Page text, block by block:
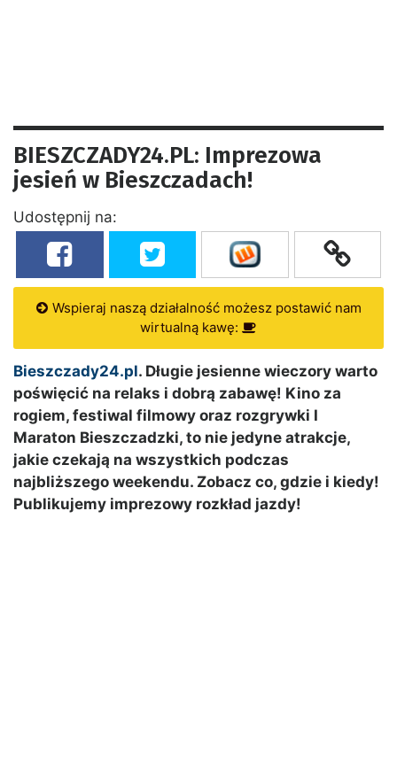
BIESZCZADY24.PL: Imprezowa
jesień w Bieszczadach!
Udostępnij na:
Wspieraj naszą działalność możesz postawić nam
wirtualną kawę:
Bieszczady24.pl. Długie jesienne wieczory warto
poświęcić na relaks i dobrą zabawę! Kino za
rogiem, festiwal filmowy oraz rozgrywki I
Maraton Bieszczadzki, to nie jedyne atrakcje,
jakie czekają na wszystkich podczas
najbliższego weekendu. Zobacz co, gdzie i kiedy!
Publikujemy imprezowy rozkład jazdy!